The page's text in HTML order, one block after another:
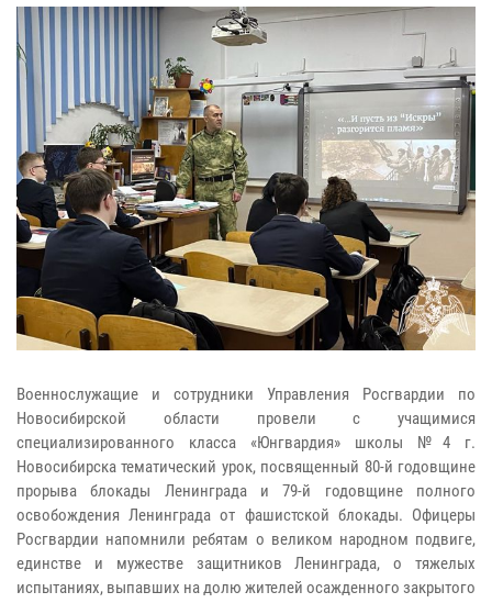
Военнослужащие и сотрудники Управления Росгвардии по
Новосибирской области провели с учащимися
специализированного класса «Юнгвардия» школы №4 г.
Новосибирска тематический урок, посвященный 80-й годовщине
прорыва блокады Ленинграда и 79-й годовщине полного
освобождения Ленинграда от фашистской блокады. Офицеры
Росгвардии напомнили ребятам о великом народном подвиге,
единстве и мужестве защитников Ленинграда, о тяжелых
испытаниях, выпавших на долю жителей осажденного закрытого